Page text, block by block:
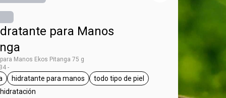
para Manos
Manos Ekos Pitanga 75 g
-
Pitanga etiqueta hidratante para manos
hidratante para manos
etiqueta todo tipo de piel
todo tipo de piel